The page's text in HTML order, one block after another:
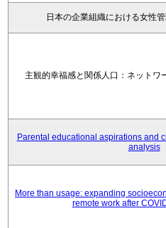
日本の企業組織における女性
主観的幸福感と関係人口：ネットワ
Parental educational aspirations and
analysis
More than usage: expanding
remote work after